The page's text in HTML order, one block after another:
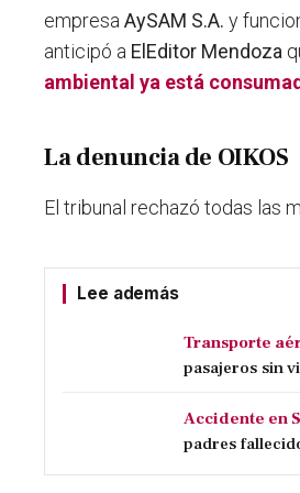
empresaAySAM S.A. y
anticipó a ElEditor Mendoza
ambiental ya está
La denuncia de OIKOS
El tribunal rechazó todas las
Lee además
Transporte
pasajeros sin
Accidente en
padres